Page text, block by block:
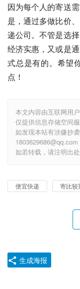
因为每个人的寄送
是，通过多做比价
递公司。不管是选
经济实惠，又或是
式总是有的。希望
点！
本文内容由互联网用
仅提供信息存储空间
如发现本站有涉嫌抄
如若转载，请注明出
便宜快递 寄比较
生成海报